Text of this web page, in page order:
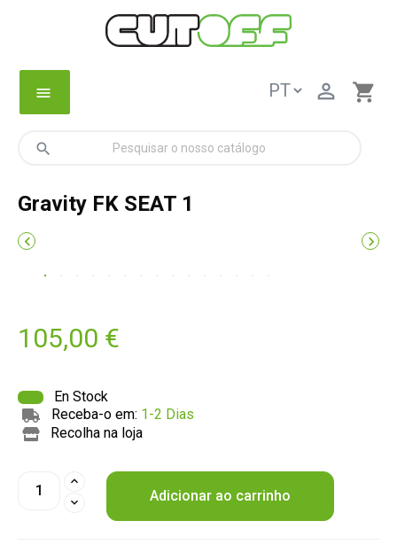
menu shopping_cart

search
Gravity FK SEAT 1
 
105,00 €
En Stock
Receba-o em: 1-2 Dias
Recolha na loja
Adicionar ao carrinho